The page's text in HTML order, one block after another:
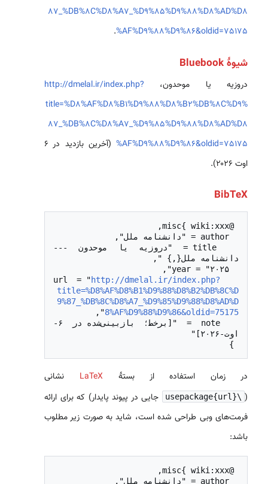
87_%DB%8C%D8%A7_%D9%85%D9%88%D8%AD%D8
%AF%D9%88%D9%86&oldid=75175
.
شیوهٔ Bluebook
دروزیه یا موحدون، http://dmelal.ir/index.php?
title=%D8%AF%D8%B1%D9%88%D8%B2%DB%8C%D9%
87_%DB%8C%D8%A7_%D9%85%D9%88%D8%AD%D8
%AF%D9%88%D9%86&oldid=75175
(آخرین بازدید در ۶
اوت ۲۰۲۶).
BibTeX
http://dmelal.ir/index.php?
title=%D8%AF%D8%B1%D9%88%D8%B2%DB%8C%D
9%87_%DB%8C%D8%A7_%D9%85%D9%88%D8%AD%D
8%AF%D9%88%D9%86&oldid=75175
  note = "[برخط؛ بازبینی‌شده در ۶-
در زمان استفاده از بستهٔLaTeX نشانی
(
\usepackage{url}
جایی در پیوند پایدار) که برای ارائه
فرمت‌های وبی طراحی شده است، شاید به صورت زیر مطلوب
باشد: